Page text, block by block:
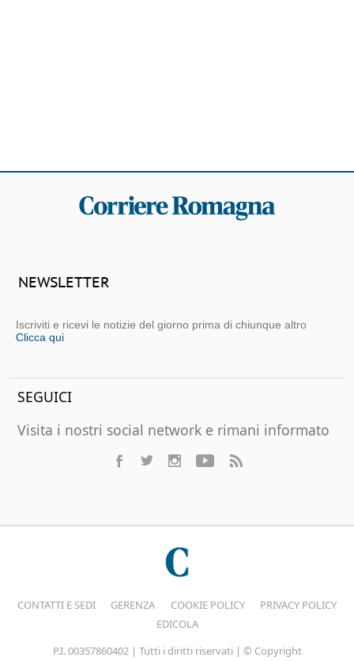
NEWSLETTER
Iscriviti e ricevi le notizie del giorno prima di chiunque altro
Clicca qui
SEGUICI
Visita i nostri social network e rimani informato
CONTATTI E SEDI GERENZA COOKIE POLICY
PRIVACY POLICY
EDICOLA
P.I. 00357860402 | Tutti i diritti riservati | © Copyright